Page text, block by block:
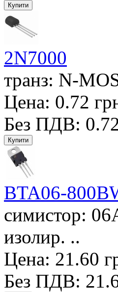
2N7000
транз: N-
Цена: 0.72
Без ПДВ:
BTA06-
симистор:
изолир. ..
Цена: 21.60
Без ПДВ: